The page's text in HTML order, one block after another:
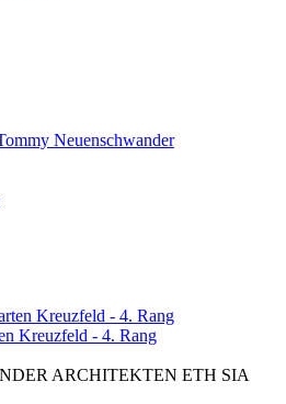
Kreuzfeld - 4. Rang
ARCHITEKTEN ETH SIA